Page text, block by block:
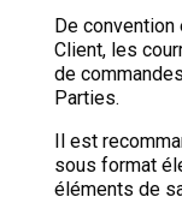
De
Client, les
de
Parties.
Il est
sous format
éléments de